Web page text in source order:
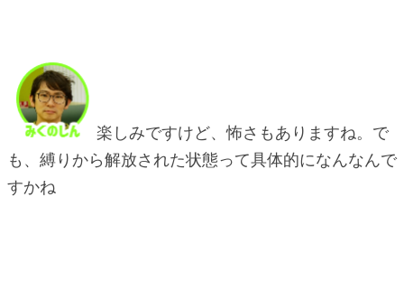
楽しみですけど、怖さもありますね。で
も、縛りから解放された状態って具体的になんなんで
すかね